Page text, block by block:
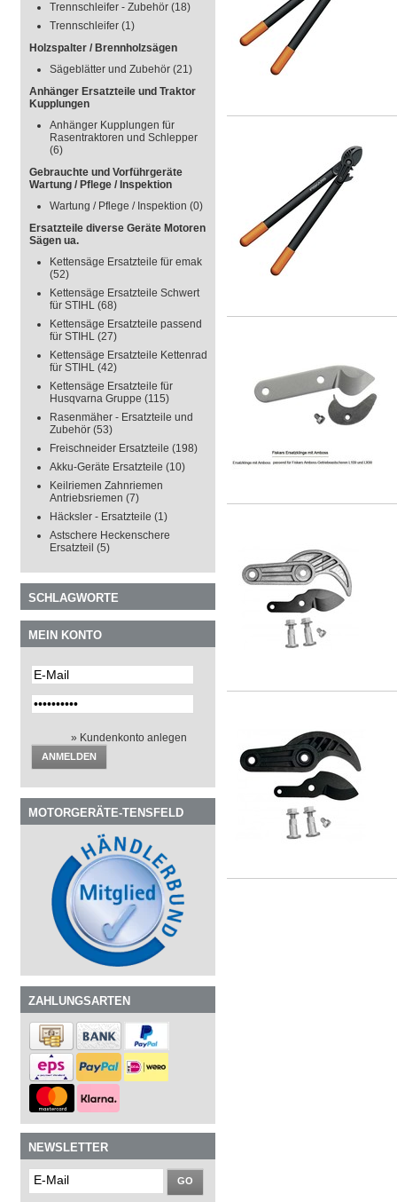
Trennschleifer - Zubehör (18)
Trennschleifer (1)
Holzspalter / Brennholzsägen
Sägeblätter und Zubehör (21)
Anhänger Ersatzteile und Traktor
Kupplungen
Anhänger Kupplungen für
Rasentraktoren und Schlepper
(6)
Gebrauchte und Vorführgeräte
Wartung / Pflege / Inspektion
Wartung / Pflege / Inspektion (0)
Ersatzteile diverse Geräte Motoren
Sägen ua.
Kettensäge Ersatzteile für emak
(52)
Kettensäge Ersatzteile Schwert
für STIHL (68)
Kettensäge Ersatzteile passend
für STIHL (27)
Kettensäge Ersatzteile Kettenrad
für STIHL (42)
Kettensäge Ersatzteile für
Husqvarna Gruppe (115)
Rasenmäher - Ersatzteile und
Zubehör (53)
Freischneider Ersatzteile (198)
Akku-Geräte Ersatzteile (10)
Keilriemen Zahnriemen
Antriebsriemen (7)
Häcksler - Ersatzteile (1)
Astschere Heckenschere
Ersatzteil (5)
SCHLAGWORTE
MEIN KONTO
» Kundenkonto anlegen
ANMELDEN
MOTORGERÄTE-TENSFELD
ZAHLUNGSARTEN
NEWSLETTER
GO